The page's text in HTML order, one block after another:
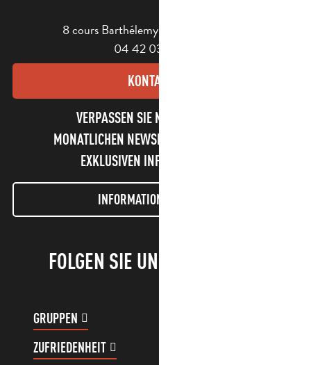
8 cours Barthélemy - 13400 Aubagne
04 42 03 49 98
KONTAKT
VERPASSEN SIE NICHT UNSEREN
MONATLICHEN NEWSLETTER UND UNSERE
EXKLUSIVEN INFORMATIONEN!
INFORMATIONEN LETTER
FOLGEN SIE UNS!
GRUPPEN
ZUFRIEDENHEIT